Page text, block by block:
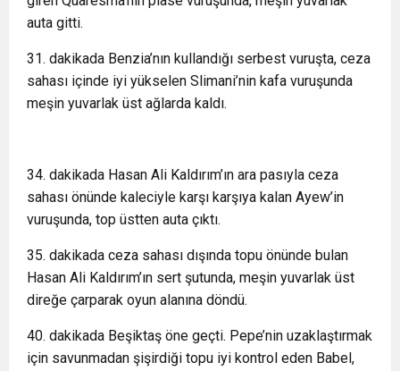
auta gitti.
31. dakikada Benzia’nın kullandığı serbest vuruşta, ceza
sahası içinde iyi yükselen Slimani’nin kafa vuruşunda
meşin yuvarlak üst ağlarda kaldı.
34. dakikada Hasan Ali Kaldırım’ın ara pasıyla ceza
sahası önünde kaleciyle karşı karşıya kalan Ayew’in
vuruşunda, top üstten auta çıktı.
35. dakikada ceza sahası dışında topu önünde bulan
Hasan Ali Kaldırım’ın sert şutunda, meşin yuvarlak üst
direğe çarparak oyun alanına döndü.
40. dakikada Beşiktaş öne geçti. Pepe’nin uzaklaştırmak
için savunmadan şişirdiği topu iyi kontrol eden Babel,